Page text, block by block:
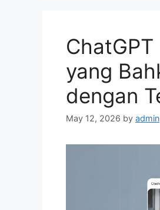
yang
dengan
May 12, 2026 by admin